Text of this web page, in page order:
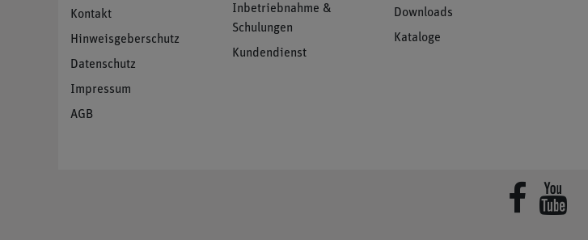
Kontakt
Hinweisgeberschutz
Datenschutz
Impressum
AGB
Inbetriebnahme &
Schulungen
Kundendienst
Downloads
Kataloge